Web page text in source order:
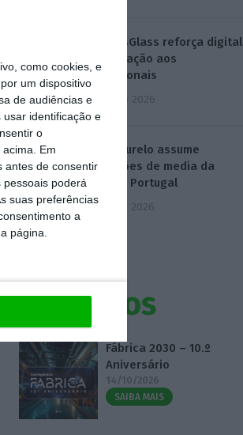
como cookies, e
um dispositivo
de audiências e
identificação e
o
Em
antes de consentir
poderá
suas preferências
a
página.
ExpressGlass reforça digital
para ligação aos
profissionais
4 Agosto 2026
Carla Ourelo assume
operações de media da
Publicis Portugal
5 Agosto 2026
Eventos
Fábrica 2030 – 10.º
Aniversário
14/10/2026
SAIBA MAIS